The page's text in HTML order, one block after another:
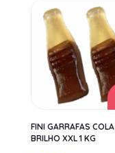
FINI GARRAFAS COLA
BRILHO XXL 1 KG